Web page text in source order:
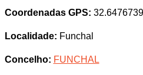
Coordenadas GPS:
Localidade: Funchal
Concelho: FUNCHAL